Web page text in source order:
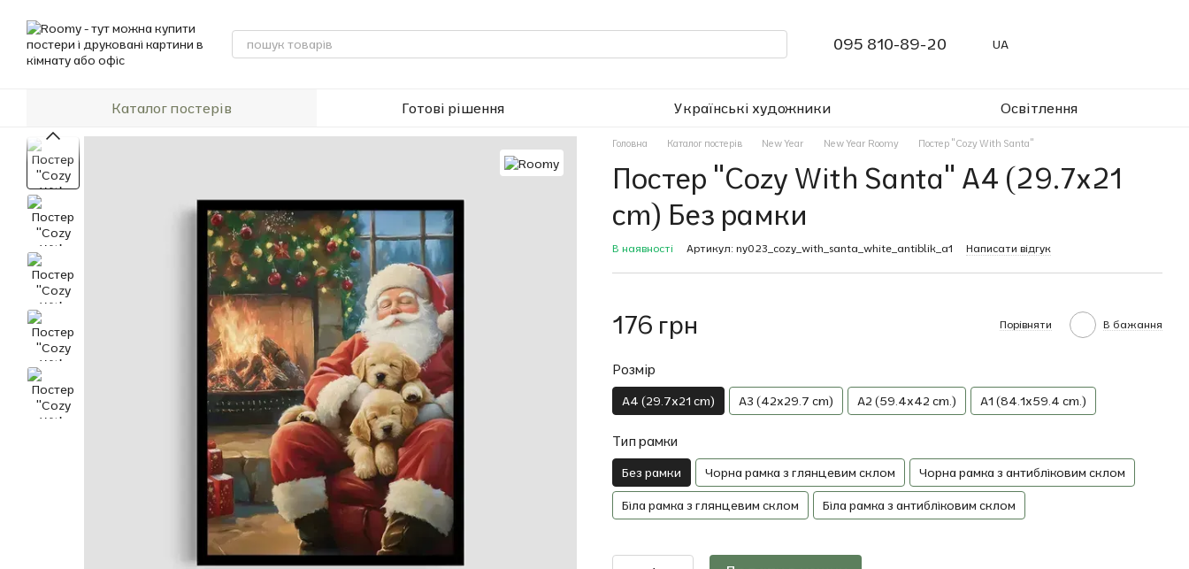
095 810-89-20 UA
Каталог постерів Готові рішення Українські художники Освітлення
Головна Каталог постерів New Year New Year Roomy Постер "Cozy With Santa"
Постер "Cozy With Santa" A4 (29.7x21
cm) Без рамки
В наявності Артикул: ny023_cozy_with_santa_white_antiblik_a1 Написати відгук
176 грн Порівняти В бажання
Розмір
A4 (29.7x21 cm) A3 (42x29.7 cm) A2 (59.4x42 cm.) A1 (84.1x59.4 cm.)
Тип рамки
Без рамки Чорна рамка з глянцевим склом Чорна рамка з антибліковим склом
Біла рамка з глянцевим склом Біла рамка з антибліковим склом